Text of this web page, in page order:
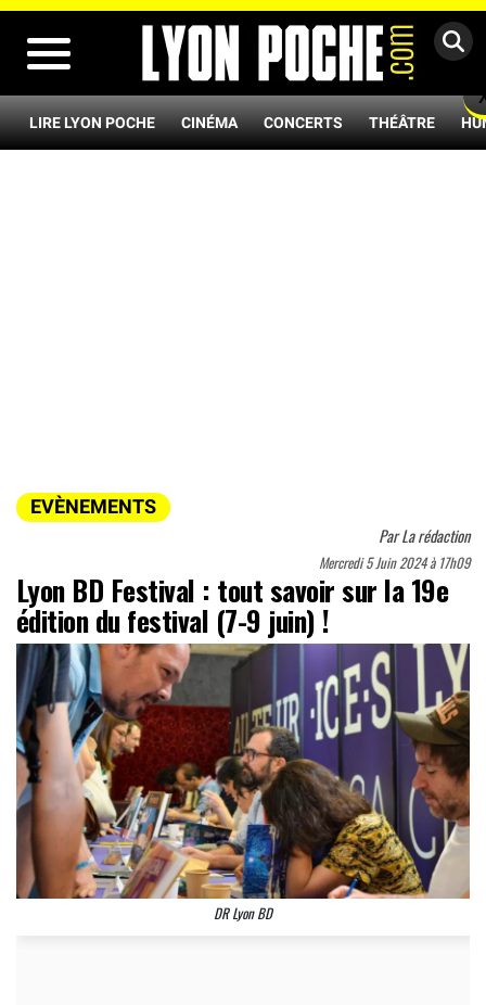
LIRE LYON POCHE CINÉMA CONCERTS THÉÂTRE
EVÈNEMENTS
ParLa rédaction
Mercredi 5 Juin 2024 à 17h09
Lyon BD Festival : tout savoir sur la 19e
édition du festival (7-9 juin) !
DR Lyon BD